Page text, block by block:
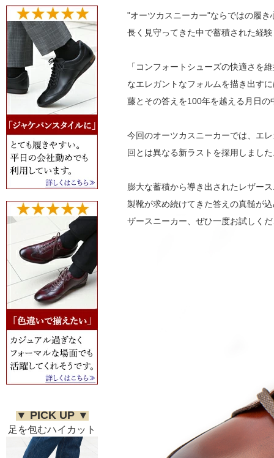
▼ PICK UP ▼
足を包むハイカット
"オーツカスニーカー"ならではの履
長く見守ってきた中で蓄積された経
「コンフォートシューズの快適さを
なエレガントなフォルムを描き出す
藤とその答えを100年を越える月日
今回のオーツカスニーカーでは、エ
回とは異なる新ラストを採用しまし
膨大な蓄積から導き出されたレザー
製靴が求め続けてきた答えの真髄が
ザースニーカー、ぜひ一度お試しく